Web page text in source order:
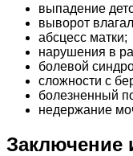
выпадение
выворот
абсцесс матки;
нарушения в
болевой
сложности с
болезненный
недержание